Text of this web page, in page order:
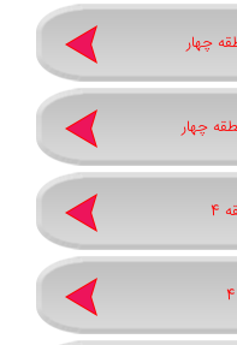
چهار
چهار
4